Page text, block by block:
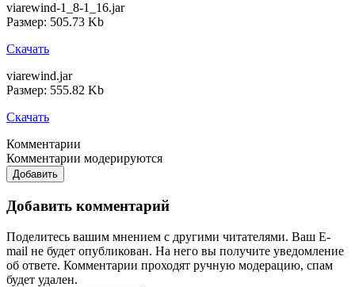
viarewind-1_8-1_16.jar
Размер: 505.73 Kb
Скачать
viarewind.jar
Размер: 555.82 Kb
Скачать
Комментарии
Комментарии модерируются
Добавить
Добавить комментарий
Поделитесь вашим мнением с другими читателями. Ваш E-
mail не будет опубликован. На него вы получите уведомление
об ответе. Комментарии проходят ручную модерацию, спам
будет удален.